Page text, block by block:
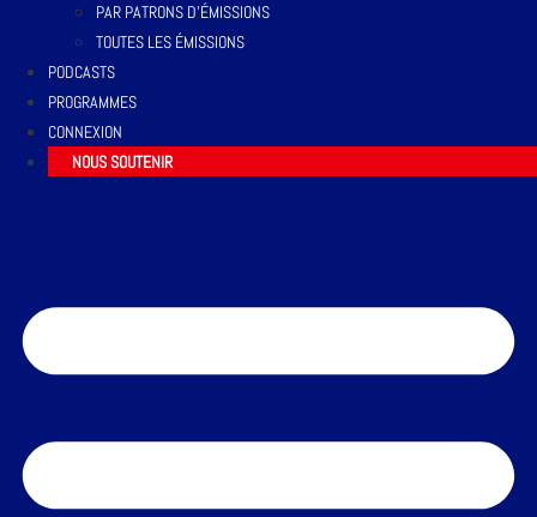
PAR PATRONS D’ÉMISSIONS
TOUTES LES ÉMISSIONS
PODCASTS
PROGRAMMES
CONNEXION
NOUS SOUTENIR